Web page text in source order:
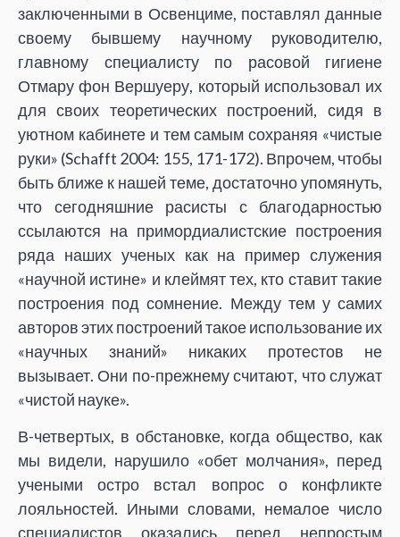
заключенными в Освенциме, поставлял данные
своему бывшему научному руководителю,
главному специалисту по расовой гигиене
Отмару фон Вершуеру, который использовал их
для своих теоретических построений, сидя в
уютном кабинете и тем самым сохраняя «чистые
руки» (Schafft 2004: 155, 171-172). Впрочем, чтобы
быть ближе к нашей теме, достаточно упомянуть,
что сегодняшние расисты с благодарностью
ссылаются на примордиалистские построения
ряда наших ученых как на пример служения
«научной истине» и клеймят тех, кто ставит такие
построения под сомнение. Между тем у самих
авторов этих построений такое использование их
«научных знаний» никаких протестов не
вызывает. Они по-прежнему считают, что служат
«чистой науке».
В-четвертых, в обстановке, когда общество, как
мы видели, нарушило «обет молчания», перед
учеными остро встал вопрос о конфликте
лояльностей. Иными словами, немалое число
специалистов оказались перед непростым